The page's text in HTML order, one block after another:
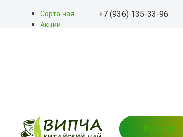
Сорта чая
Акции
+7 (936) 135-33-96
выдачи)
Каталог